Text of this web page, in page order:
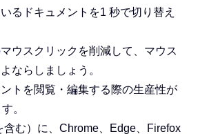
るドキュメントを1 秒で切り替え
ウスクリックを削減して、マウス
ならしましょう。
トを閲覧・編集する際の生産性が
。
含む）に、Chrome、Edge、Firefox